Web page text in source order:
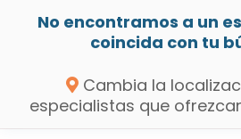
No encontramos a un
coincida con tu
Cambia la
especialistas que